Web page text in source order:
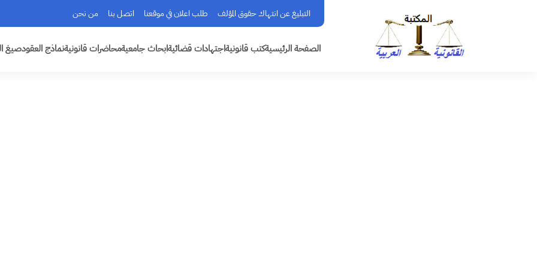
التبليغ عن انتهاك حقوق المؤلف طلب اعلان في موقعنا اتصل بنا من نحن
الصفحة الرئيسيةكتب قانونيةاجتهادات قضائيةابحاث جامعيةمحاضرات قانونيةنماذج العقودصيغ